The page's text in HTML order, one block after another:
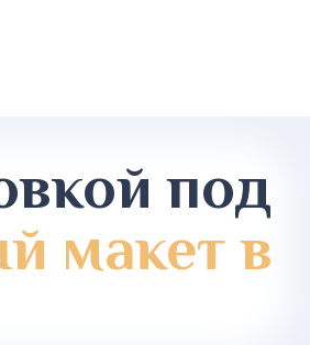
под
макет в